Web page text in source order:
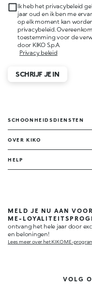
Ik heb het privacybeleid
jaar oud en ik ben me
op elk moment kan
privacybeleid.
toestemming voor de
door KIKO S.p.A.
Privacy beleid
SCHRIJF JE IN
SCHOONHEIDSDIENSTEN
OVER KIKO
HELP
MELD JE NU AAN
ME-
ontvang het hele jaar door
en beloningen!
Lees meer over het KIKO ME-
VOLG